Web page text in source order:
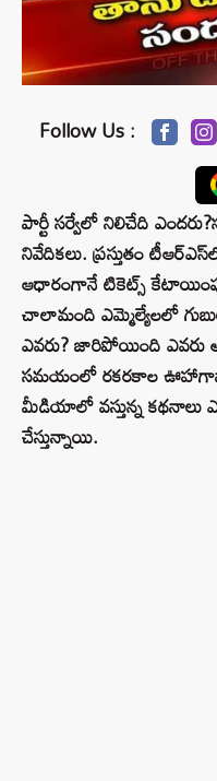
Follow Us :
పార్టీ సర్వేలో నిలిచేది
నివేదికలు. ప్రస్తుతం
ఆధారంగానే టికెట్స్‌ కేటాయింపు
చాలామంది ఎమ్మెల్యేలలో
ఎవరు? జారిపోయింది ఎవరు
సమయంలో రకరకాల
మీడియాలో వస్తున్న కథనాలు
చేస్తున్నాయి.